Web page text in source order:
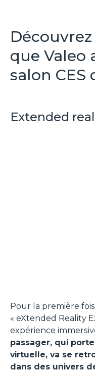
que Valeo
salon CES
Extended
Pour la première
« eXtended Reality
expérience
passager, qui
virtuelle, va se
dans des univers